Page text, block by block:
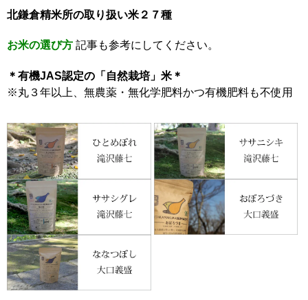
北鎌倉精米所の取り扱い米２７種
お米の選び方 記事も参考にしてください。
＊有機JAS認定の「自然栽培」米＊
※丸３年以上、無農薬・無化学肥料かつ有機肥料も不使用